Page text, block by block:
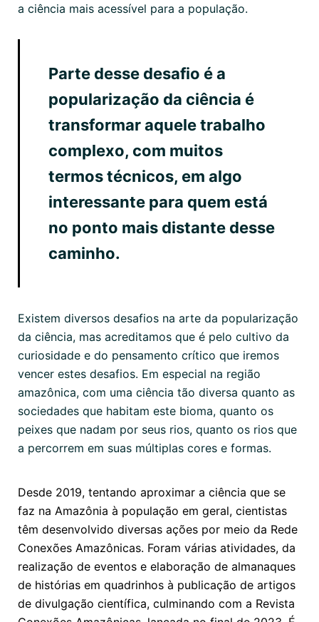
a ciência mais acessível para a população.
Parte desse desafio é a
popularização da ciência é
transformar aquele trabalho
complexo, com muitos
termos técnicos, em algo
interessante para quem está
no ponto mais distante desse
caminho.
Existem diversos desafios na arte da popularização
da ciência, mas acreditamos que é pelo cultivo da
curiosidade e do pensamento crítico que iremos
vencer estes desafios. Em especial na região
amazônica, com uma ciência tão diversa quanto as
sociedades que habitam este bioma, quanto os
peixes que nadam por seus rios, quanto os rios que
a percorrem em suas múltiplas cores e formas.
Desde 2019, tentando aproximar a ciência que se
faz na Amazônia à população em geral, cientistas
têm desenvolvido diversas ações por meio da Rede
Conexões Amazônicas. Foram várias atividades, da
realização de eventos e elaboração de almanaques
de histórias em quadrinhos à publicação de artigos
de divulgação científica, culminando com a Revista